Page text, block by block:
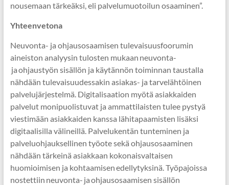
nousemaan tärkeäksi, eli palvelumuotoilun osaaminen”.
Yhteenvetona
Neuvonta- ja ohjausosaamisen tulevaisuusfoorumin
aineiston analyysin tulosten mukaan neuvonta-
ja ohjaustyön sisällön ja käytännön toiminnan taustalla
nähdään tulevaisuudessakin asiakas- ja tarvelähtöinen
palvelujärjestelmä. Digitalisaation myötä asiakkaiden
palvelut monipuolistuvat ja ammattilaisten tulee pystyä
viestimään asiakkaiden kanssa lähitapaamisten lisäksi
digitaalisilla välineillä. Palvelukentän tunteminen ja
palveluohjauksellinen työote sekä ohjausosaaminen
nähdään tärkeinä asiakkaan kokonaisvaltaisen
huomioimisen ja kohtaamisen edellytyksinä. Työpajoissa
nostettiin neuvonta- ja ohjausosaamisen sisällön